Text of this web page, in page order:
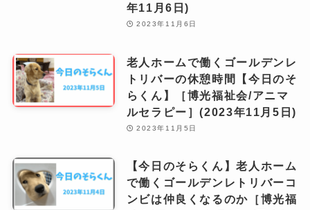
年11月6日)
2023年11月6日
老人ホームで働くゴールデンレ
トリバーの休憩時間【今日のそ
らくん】［博光福祉会/アニマ
ルセラピー］(2023年11月5日)
2023年11月5日
【今日のそらくん】老人ホーム
で働くゴールデンレトリバーコ
ンビは仲良くなるのか［博光福